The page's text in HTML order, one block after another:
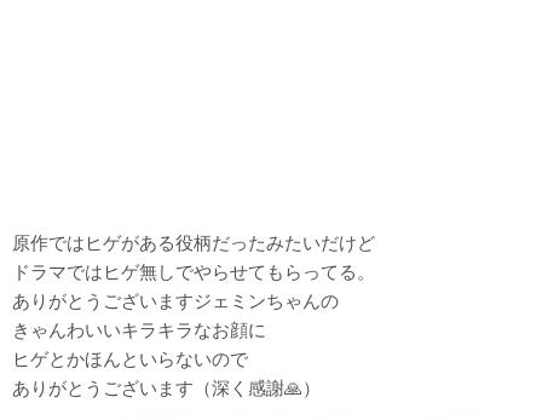
原作ではヒゲがある役柄だったみたいだけど
ドラマではヒゲ無しでやらせてもらってる。
ありがとうございますジェミンちゃんの
きゃんわいいキラキラなお顔に
ヒゲとかほんといらないので
ありがとうございます（深く感謝🙏）